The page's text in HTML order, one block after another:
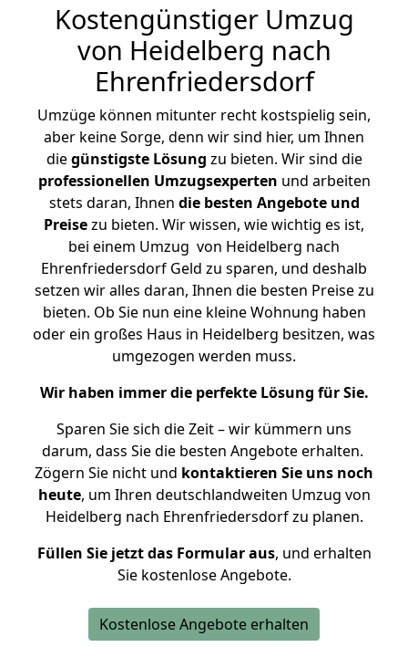
Kostengünstiger Umzug
von Heidelberg nach
Ehrenfriedersdorf
Umzüge können mitunter recht kostspielig sein,
aber keine Sorge, denn wir sind hier, um Ihnen
diegünstigste Lösung zu bieten. Wir sind die
professionellen Umzugsexperten und arbeiten
stets daran, Ihnen die besten Angebote und
Preisezu bieten. Wir wissen, wie wichtig es ist,
bei einem Umzug von Heidelberg nach
Ehrenfriedersdorf Geld zu sparen, und deshalb
setzen wir alles daran, Ihnen die besten Preise zu
bieten. Ob Sie nun eine kleine Wohnung haben
oder ein großes Haus in Heidelberg besitzen, was
umgezogen werden muss.
Wir haben immer die perfekte Lösung für Sie.
Sparen Sie sich die Zeit – wir kümmern uns
darum, dass Sie die besten Angebote erhalten.
Zögern Sie nicht und kontaktieren Sie uns noch
heute, um Ihren deutschlandweiten Umzug von
Heidelberg nach Ehrenfriedersdorf zu planen.
Füllen Sie jetzt das Formular aus, und erhalten
Sie kostenlose Angebote.
Kostenlose Angebote erhalten